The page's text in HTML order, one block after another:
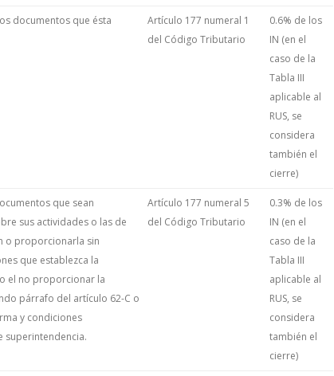
documentos que ésta
Artículo 177 numeral 1
del Código Tributario
0.6% de los
IN (en el
caso de la
Tabla III
aplicable al
RUS, se
considera
también el
cierre)
que sean
sus actividades o las de
o proporcionarla sin
que establezca la
el no proporcionar la
párrafo del artículo 62-C o
y condiciones
superintendencia.
Artículo 177 numeral 5
del Código Tributario
0.3% de los
IN (en el
caso de la
Tabla III
aplicable al
RUS, se
considera
también el
cierre)